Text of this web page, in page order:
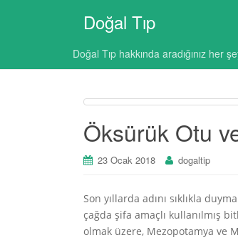
Doğal Tıp
Doğal Tıp hakkında aradığınız her
Öksürük Otu
23 Ocak 2018 dogaltip
Son yıllarda adını sıklıkla
çağda şifa amaçlı kullanılmış
olmak üzere, Mezopotamya ve